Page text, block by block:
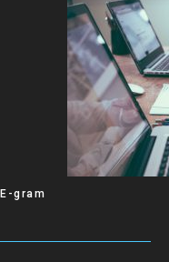
E-gram